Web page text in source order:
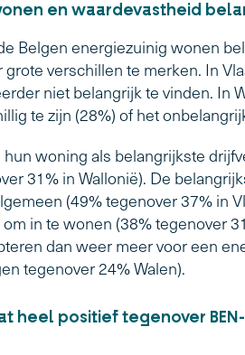
en waardevastheid
Belgen energiezuinig wonen
verschillen te merken. In
niet belangrijk te vinden. In
te zijn (28%) of het
woning als belangrijkste
31% in Wallonië). De
(49% tegenover 37% in
in te wonen (38% tegenover
dan weer meer voor een
tegenover 24% Walen).
heel positief tegenover